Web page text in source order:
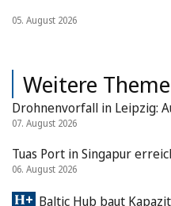
05. August 2026
Weitere
Drohnenvorfall in Leipzig:
07. August 2026
Tuas Port in Singapur
06. August 2026
Baltic Hub baut